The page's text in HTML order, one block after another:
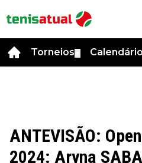
Torneios Calendário
ANTEVISÃO:
2024: Aryna